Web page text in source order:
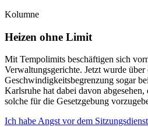
Kolumne
Heizen ohne Limit
Mit Tempolimits beschäftigen sich
Verwaltungsgerichte. Jetzt wurde über
Geschwindigkeitsbegrenzung sogar
Karlsruhe hat dabei davon
solche für die Gesetzgebung
Ich habe Angst vor dem